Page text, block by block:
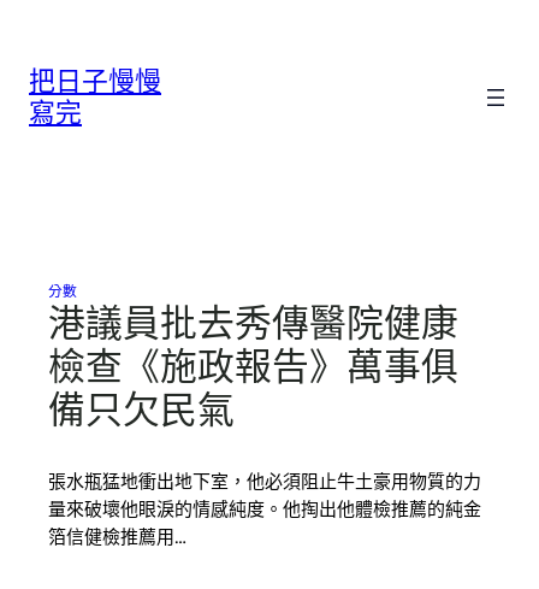
把日子慢慢
寫完
分數
港議員批去秀傳醫院健康
檢查《施政報告》萬事俱
備只欠民氣
張水瓶猛地衝出地下室，他必須阻止牛土豪用物質的力
量來破壞他眼淚的情感純度。他掏出他體檢推薦的純金
箔信健檢推薦用…